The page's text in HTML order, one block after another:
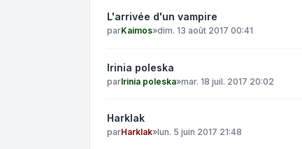
L'arrivée d'un vampire
parKaimos»dim. 13 août 2017 00:41
Irinia poleska
parIrinia poleska»mar. 18 juil. 2017 20:02
Harklak
parHarklak»lun. 5 juin 2017 21:48